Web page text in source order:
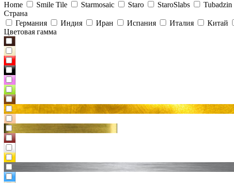
Home
Smile Tile Starmosaic Staro StaroSlabs Tubadzin
Страна
Германия
Индия Иран Испания Италия Китай
Цветовая гамма